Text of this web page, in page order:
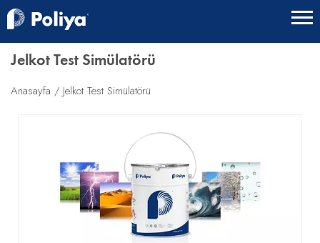
Jelkot Test Simülatörü
Anasayfa Jelkot Test Simülatörü